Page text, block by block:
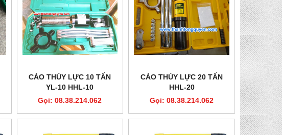
CẢO THỦY LỰC 10 TẤN
YL-10 HHL-10
Gọi: 08.38.214.062
CẢO THỦY LỰC 20 TẤN
HHL-20
Gọi: 08.38.214.062